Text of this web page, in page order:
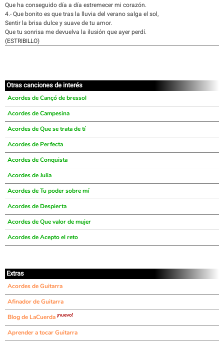
Que ha conseguido día a día estremecer mi corazón.
4.- Que bonito es que tras la lluvia del verano salga el sol,
Sentir la brisa dulce y suave de tu amor.
Que tu sonrisa me devuelva la ilusión que ayer perdí.
(ESTRIBILLO)
Otras canciones de interés
Acordes de Cançó de bressol
Acordes de Campesina
Acordes de Que se trata de tí
Acordes de Perfecta
Acordes de Conquista
Acordes de Julia
Acordes de Tu poder sobre mí
Acordes de Despierta
Acordes de Que valor de mujer
Acordes de Acepto el reto
Extras
Acordes de Guitarra
Afinador de Guitarra
Blog de LaCuerda ¡nuevo!
Aprender a tocar Guitarra